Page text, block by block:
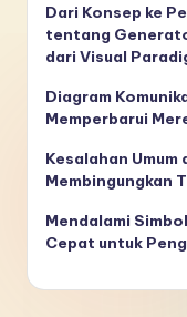
Dari Konsep ke
tentang
dari Visual
Diagram
Memperbarui
Kesalahan Umum
Membingungkan
Mendalami
Cepat untuk